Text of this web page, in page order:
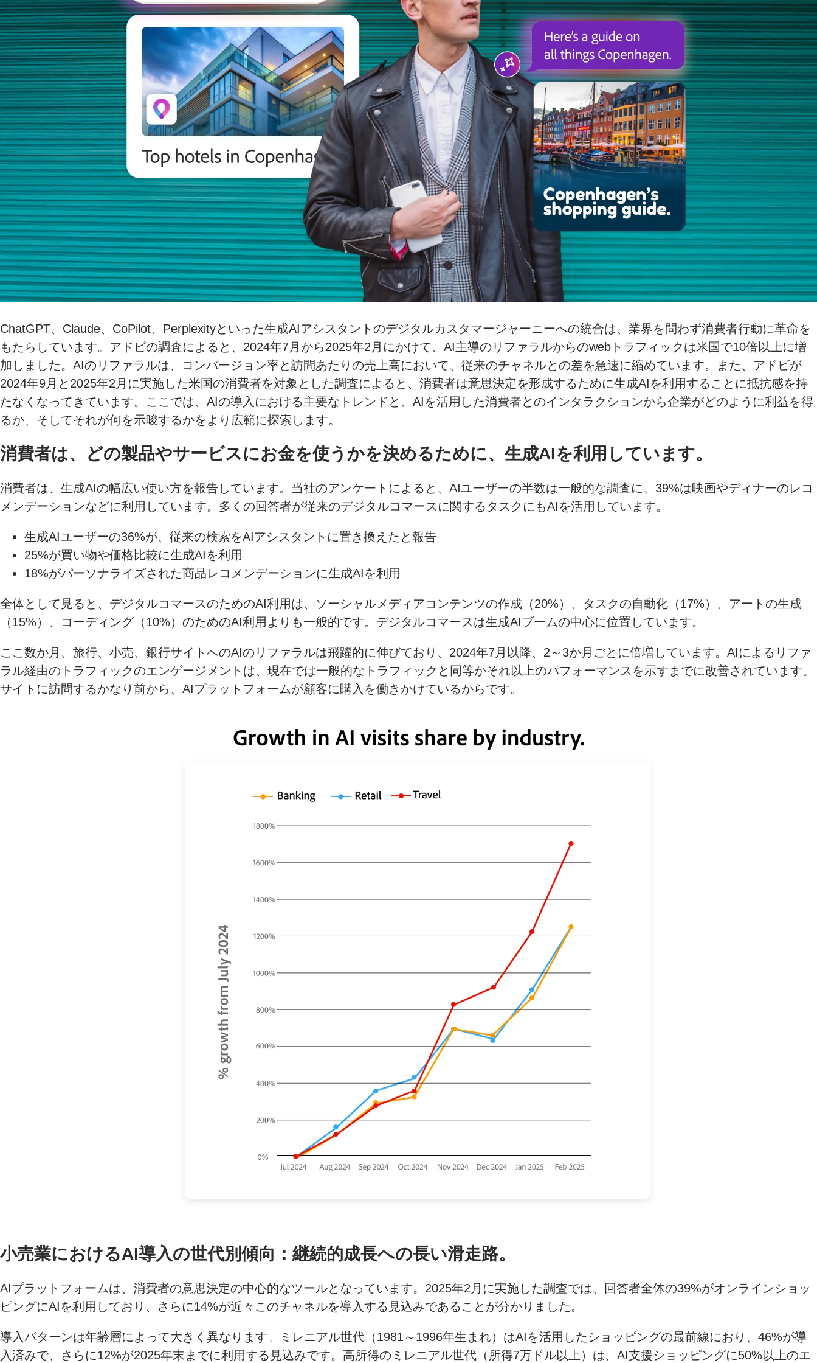
ChatGPT、Claude、CoPilot、Perplexityといった生成AIアシスタントのデジタルカスタマージャーニーへの統合は、業界を問わず消費者行動に革命を
もたらしています。アドビの調査によると、2024年7月から2025年2月にかけて、AI主導のリファラルからのwebトラフィックは米国で10倍以上に増
加しました。AIのリファラルは、コンバージョン率と訪問あたりの売上高において、従来のチャネルとの差を急速に縮めています。また、アドビが
2024年9月と2025年2月に実施した米国の消費者を対象とした調査によると、消費者は意思決定を形成するために生成AIを利用することに抵抗感を持
たなくなってきています。ここでは、AIの導入における主要なトレンドと、AIを活用した消費者とのインタラクションから企業がどのように利益を得
るか、そしてそれが何を示唆するかをより広範に探索します。
消費者は、どの製品やサービスにお金を使うかを決めるために、生成AIを利用しています。
消費者は、生成AIの幅広い使い方を報告しています。当社のアンケートによると、AIユーザーの半数は一般的な調査に、39%は映画やディナーのレコ
メンデーションなどに利用しています。多くの回答者が従来のデジタルコマースに関するタスクにもAIを活用しています。
生成AIユーザーの36%が、従来の検索をAIアシスタントに置き換えたと報告
25%が買い物や価格比較に生成AIを利用
18%がパーソナライズされた商品レコメンデーションに生成AIを利用
全体として見ると、デジタルコマースのためのAI利用は、ソーシャルメディアコンテンツの作成（20%）、タスクの自動化（17%）、アートの生成
（15%）、コーディング（10%）のためのAI利用よりも一般的です。デジタルコマースは生成AIブームの中心に位置しています。
ここ数か月、旅行、小売、銀行サイトへのAIのリファラルは飛躍的に伸びており、2024年7月以降、2～3か月ごとに倍増しています。AIによるリファ
ラル経由のトラフィックのエンゲージメントは、現在では一般的なトラフィックと同等かそれ以上のパフォーマンスを示すまでに改善されています。
サイトに訪問するかなり前から、AIプラットフォームが顧客に購入を働きかけているからです。
小売業におけるAI導入の世代別傾向：継続的成長への長い滑走路。
AIプラットフォームは、消費者の意思決定の中心的なツールとなっています。2025年2月に実施した調査では、回答者全体の39%がオンラインショッ
ピングにAIを利用しており、さらに14%が近々このチャネルを導入する見込みであることが分かりました。
導入パターンは年齢層によって大きく異なります。ミレニアル世代（1981～1996年生まれ）はAIを活用したショッピングの最前線におり、46%が導
入済みで、さらに12%が2025年末までに利用する見込みです。高所得のミレニアル世代（所得7万ドル以上）は、AI支援ショッピングに50%以上のエ